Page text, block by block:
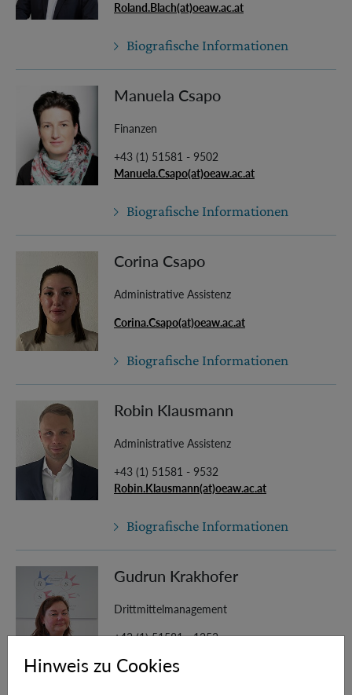
Roland.Blach(at)oeaw.ac.at
Biografische Informationen
Manuela Csapo
Finanzen
+43 (1) 51581 - 9502
Manuela.Csapo(at)oeaw.ac.at
Biografische Informationen
Corina Csapo
Administrative Assistenz
Corina.Csapo(at)oeaw.ac.at
Biografische Informationen
Robin Klausmann
Administrative Assistenz
+43 (1) 51581 - 9532
Robin.Klausmann(at)oeaw.ac.at
Biografische Informationen
Gudrun Krakhofer
Drittmittelmanagement
+43 (1) 51581 - 1253
Hinweis zu Cookies